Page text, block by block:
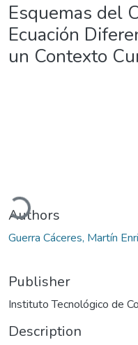
Esquemas del
Ecuación
un Contexto
Authors
Guerra Cáceres, Martín
Publisher
Instituto Tecnológico de
Description